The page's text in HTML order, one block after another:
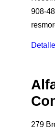
908-
279